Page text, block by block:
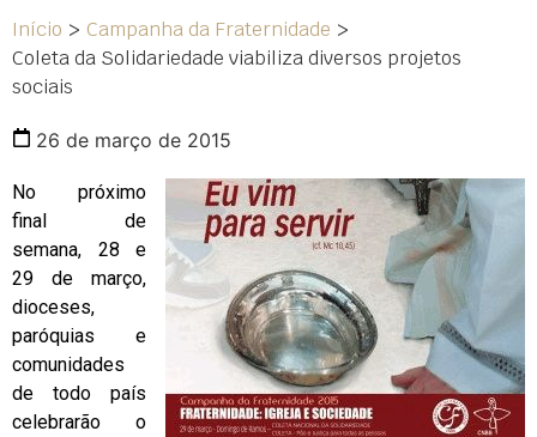
Início > Campanha da Fraternidade >
Coleta da Solidariedade viabiliza diversos projetos
sociais
26 de março de 2015
No próximo
final de
semana, 28 e
29 de março,
dioceses,
paróquias e
comunidades
de todo país
celebrarão o